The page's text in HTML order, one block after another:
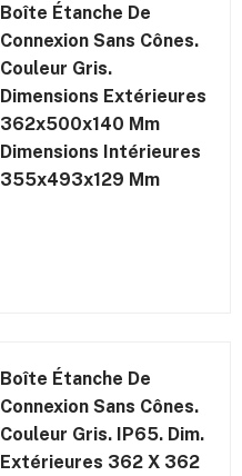
Boîte Étanche De
Connexion Sans Cônes.
Couleur Gris.
Dimensions Extérieures
362x500x140 Mm
Dimensions Intérieures
355x493x129 Mm
Boîte Étanche De
Connexion Sans Cônes.
Couleur Gris. IP65. Dim.
Extérieures 362 X 362